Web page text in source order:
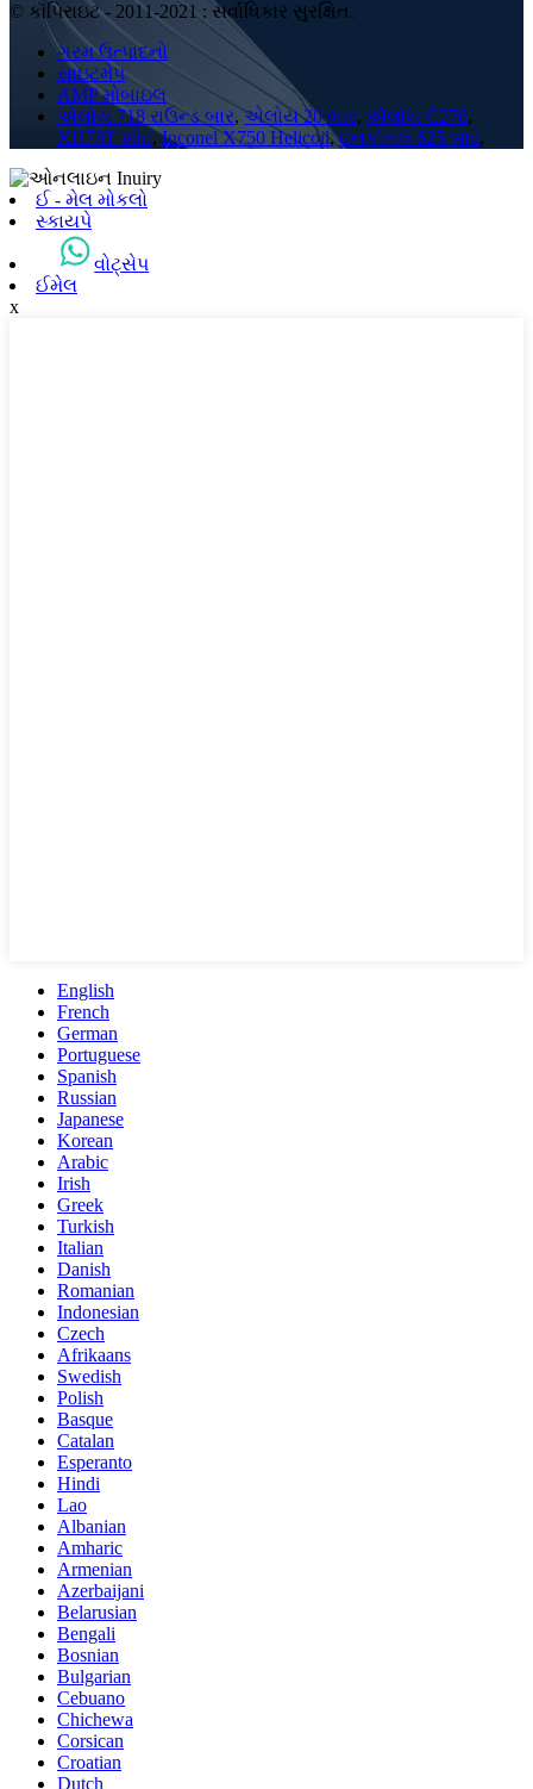
© કૉપિરાઇટ - 2011-2021 : સર્વાધિકાર સુરક્ષિત.
ગરમ ઉત્પાદનો
સાઇટમેપ
AMP મોબાઇલ
એલોય 718 રાઉન્ડ બાર,એલોય 20 બાર, એલોય C276,
XH78T શીટ,Inconel X750 Helicoil,ઇનકોનલ 625 બાર,
ઈ - મેલ મોકલો
સ્કાયપે
વોટ્સેપ
ઈમેલ
x
English
French
German
Portuguese
Spanish
Russian
Japanese
Korean
Arabic
Irish
Greek
Turkish
Italian
Danish
Romanian
Indonesian
Czech
Afrikaans
Swedish
Polish
Basque
Catalan
Esperanto
Hindi
Lao
Albanian
Amharic
Armenian
Azerbaijani
Belarusian
Bengali
Bosnian
Bulgarian
Cebuano
Chichewa
Corsican
Croatian
Dutch